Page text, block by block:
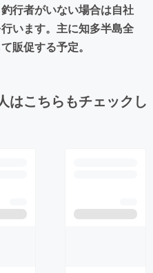
行者がいない場合は自社
います。主に知多半島全
販促する予定。
はこちらもチェックし